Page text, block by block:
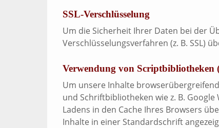
SSL-Verschlüsselung
Um die Sicherheit Ihrer Daten bei der
Verschlüsselungsverfahren (z. B. SSL)
Verwendung von Scriptbibliotheken
Um unsere Inhalte
und Schriftbibliotheken wie z. B. Google
Ladens in den Cache Ihres Browsers
Inhalte in einer Standardschrift